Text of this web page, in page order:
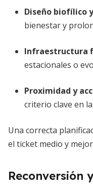
Diseño biofílico
bienestar y
Infraestructura
estacionales o
Proximidad y
criterio clave en
Una correcta
el ticket medio y
Reconversión